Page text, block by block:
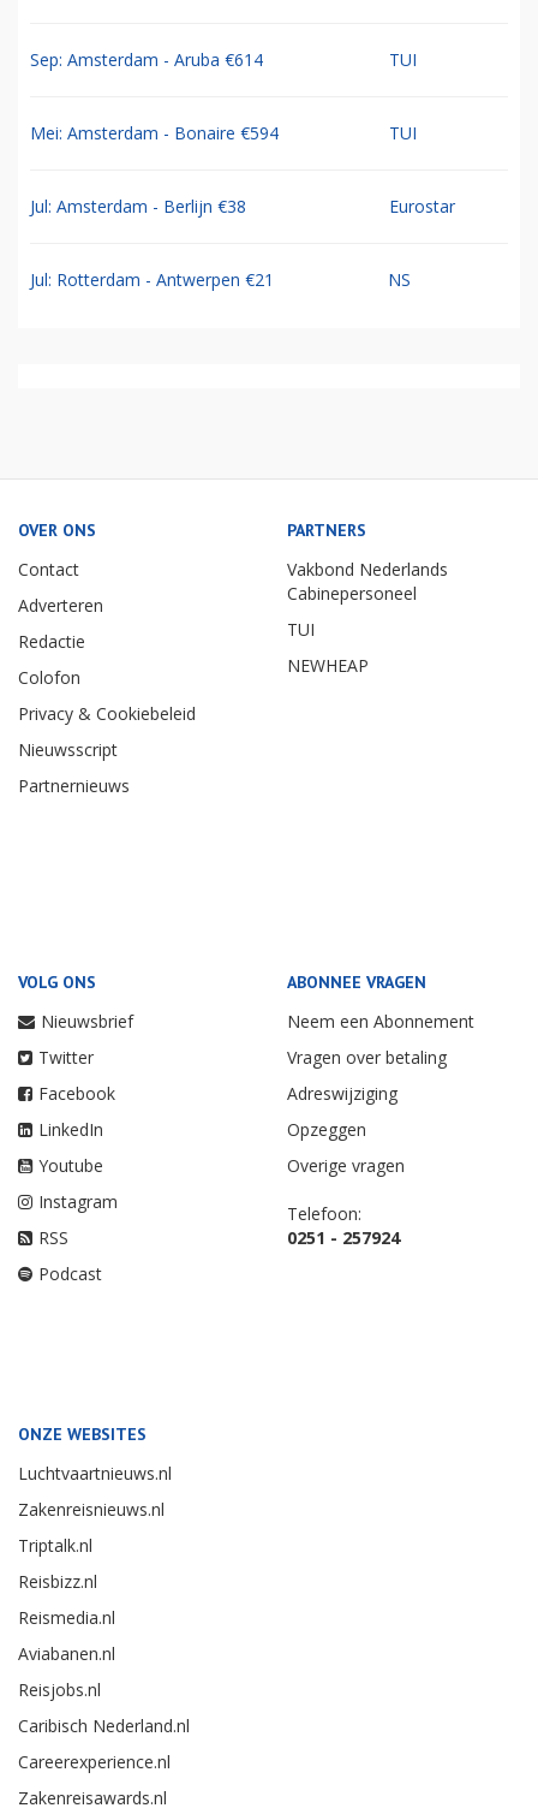
Sep: Amsterdam - Aruba €614 TUI
Mei: Amsterdam - Bonaire €594 TUI
Jul: Amsterdam - Berlijn €38 Eurostar
Jul: Rotterdam - Antwerpen €21 NS
OVER ONS
Contact
Adverteren
Redactie
Colofon
Privacy & Cookiebeleid
Nieuwsscript
Partnernieuws
PARTNERS
Vakbond Nederlands
Cabinepersoneel
TUI
NEWHEAP
VOLG ONS
Nieuwsbrief
Twitter
Facebook
LinkedIn
Youtube
Instagram
RSS
Podcast
ABONNEE VRAGEN
Neem een Abonnement
Vragen over betaling
Adreswijziging
Opzeggen
Overige vragen
Telefoon:
0251 - 257924
ONZE WEBSITES
Luchtvaartnieuws.nl
Zakenreisnieuws.nl
Triptalk.nl
Reisbizz.nl
Reismedia.nl
Aviabanen.nl
Reisjobs.nl
Caribisch Nederland.nl
Careerexperience.nl
Zakenreisawards.nl